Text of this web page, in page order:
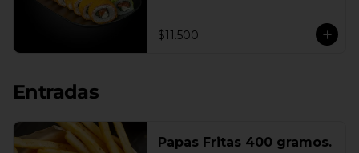
$11.500
Entradas
Papas Fritas 400 gramos.